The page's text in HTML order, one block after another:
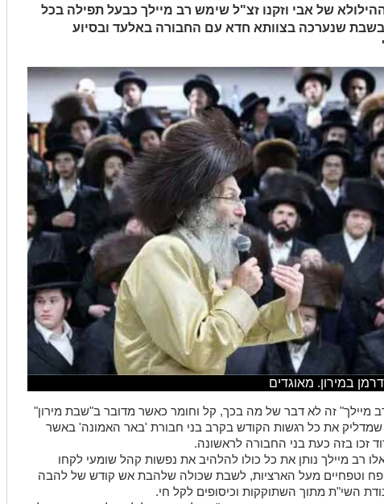
של אבי וזקנו זצ"ל שימש רב מיילך כבעל תפילה בכל
שנערכה בצוותא חדא עם החבורה באלעד ובסיוע
במירון. מאוגדים
מיילך" זה לא דבר של מה בכך, קל וחומר כאשר מדובר ב"שבת מירון"
את כל רגשות הקודש בקרב בני חבורת 'באר האמונה' באשר
זכו בזה כעת בני החבורה לראשונה.
רב מיילך נותן את כל כולו להלהיב את נפשות קהל שומעי לקחו
וטפחיים מעל הארציות, לשבת שכולה שלהבת אש קודש של להבה
השי"ת מתוך השתוקקות וכיסופים לקל חי.